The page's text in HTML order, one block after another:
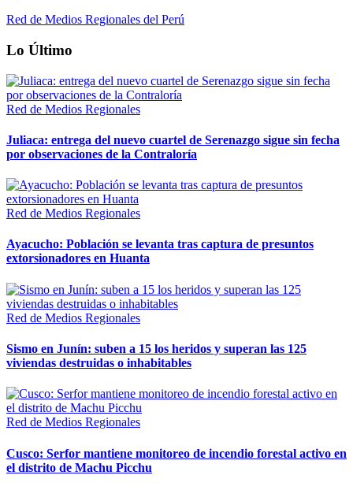
Red de Medios Regionales del Perú
Lo Último
Red de Medios Regionales
Juliaca: entrega del nuevo cuartel de Serenazgo sigue sin fecha
por observaciones de la Contraloría
Red de Medios Regionales
Ayacucho: Población se levanta tras captura de presuntos
extorsionadores en Huanta
Red de Medios Regionales
Sismo en Junín: suben a 15 los heridos y superan las 125
viviendas destruidas o inhabitables
Red de Medios Regionales
Cusco: Serfor mantiene monitoreo de incendio forestal activo en
el distrito de Machu Picchu